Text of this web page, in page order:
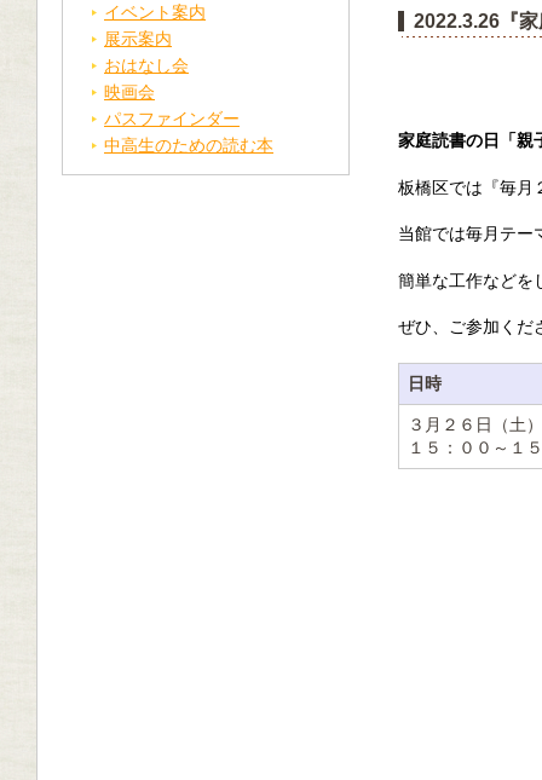
イベント案内
展示案内
おはなし会
映画会
パスファインダー
中高生のための読む本
2022.3.26『
家庭読書の日「親
板橋区では『毎月
当館では毎月テー
簡単な工作などを
ぜひ、ご参加くだ
日時
３月２６日（土）
１５：００～１